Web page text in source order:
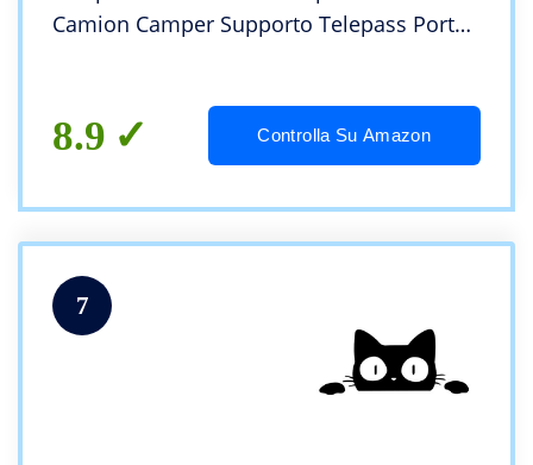
Camion Camper Supporto Telepass Porta
8.9 Controlla Su Amazon
7